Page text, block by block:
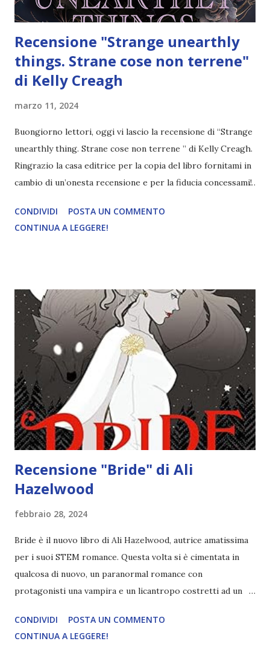
Recensione "Strange unearthly
things. Strane cose non terrene"
di Kelly Creagh
marzo 11, 2024
Buongiorno lettori, oggi vi lascio la recensione di “Strange
unearthly thing. Strane cose non terrene ” di Kelly Creagh.
Ringrazio la casa editrice per la copia del libro fornitami in
cambio di un’onesta recensione e per la fiducia concessami!
Autore: Kelly Creagh Traduttore: Laura Pettazzoni Pagine:
324 Casa Editrice: Leggereditore Data di pubblicazione: 23
deve lasciare la scuola femminile che ha chiamato casa per
la maggior parte della sua vita. Sola e smarrita, riceve un
invito a partecipare a uno studio presso la tenuta di Fairfax
Hall: un’indagine sulla proprietà che richiede le sue
specifiche competenze. Quando incontra Elias Thornfield, il
proprietario, Jane comprende che non si tratterà di
un’indagine qualunque. Elias, dotato di una bellezza devas...
CONDIVIDI
POSTA UN COMMENTO
CONTINUA A LEGGERE!
Recensione "Bride" di Ali
Hazelwood
febbraio 28, 2024
Bride è il nuovo libro di Ali Hazelwood, autrice amatissima
per i suoi STEM romance. Questa volta si è cimentata in
qualcosa di nuovo, un paranormal romance con
protagonisti una vampira e un licantropo costretti ad un
mia recensione di Bride! Titolo: Bride Autrice: Ali
Hazelwood Pagine: 384 Editore: Sperling & Kupfer Anno:
CONDIVIDI
POSTA UN COMMENTO
CONTINUA A LEGGERE!